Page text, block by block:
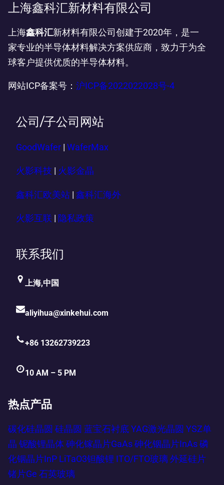
上海鑫科汇新材料有限公司
上海鑫科汇新材料有限公司创建于2020年，是一
家专业的半导体材料解决方案供应商，致力于为全
球客户提供优质的半导体材料。
网站ICP备案号： 沪ICP备2022022028号-4
公司/子公司网站
GoodWafer | WaferMax
火影科技 火影金晶
鑫科汇欧美站 | 鑫科汇海外
火影互联 隐私政策
联系我们
上海,中国
aliyihua@xinkehui.com
+86 13262739223
10 AM – 5 PM
热点产品
碳化硅晶圆 硅晶圆 蓝宝石衬底 YAG激光晶圆 YSZ单
晶 铌酸锂晶体 砷化镓晶片GaAs 砷化铟晶片InAs 磷
化铟晶片InP LiTaO3钽酸锂 ITO/FTO玻璃 外延硅片
锗片Ge 石英玻璃